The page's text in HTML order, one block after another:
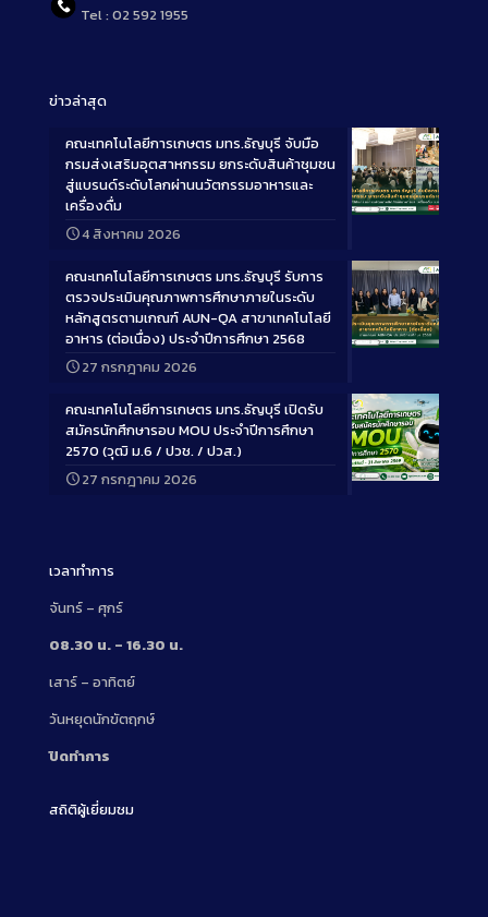
Tel : 02 592 1955
ข่าวล่าสุด
Long
คณะเทคโนโลยีการเกษตร มทร.ธัญบุรี จับมือ
กรมส่งเสริมอุตสาหกรรม ยกระดับสินค้าชุมชน
สู่แบรนด์ระดับโลกผ่านนวัตกรรมอาหารและ
เครื่องดื่ม
4 สิงหาคม 2026
Long
คณะเทคโนโลยีการเกษตร มทร.ธัญบุรี รับการ
ตรวจประเมินคุณภาพการศึกษาภายในระดับ
หลักสูตรตามเกณฑ์ AUN-QA สาขาเทคโนโลยี
อาหาร (ต่อเนื่อง) ประจำปีการศึกษา 2568
27 กรกฎาคม 2026
Long
คณะเทคโนโลยีการเกษตร มทร.ธัญบุรี เปิดรับ
สมัครนักศึกษารอบ MOU ประจำปีการศึกษา
2570 (วุฒิ ม.6 / ปวช. / ปวส.)
27 กรกฎาคม 2026
เวลาทำการ
จันทร์ – ศุกร์
08.30 น. – 16.30 น.
เสาร์ – อาทิตย์
วันหยุดนักขัตฤกษ์
ปิดทำการ
สถิติผู้เยี่ยมชม